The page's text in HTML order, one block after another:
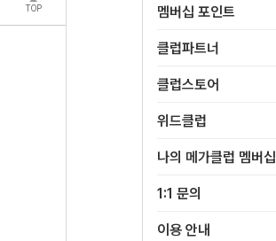
TOP 멤버십 포인트
클럽파트너
클럽스토어
위드클럽
나의 메가클럽 멤버십
1:1 문의
이용 안내